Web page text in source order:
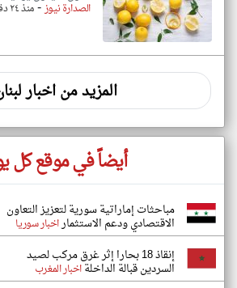
الصدارة نيوز-منذ ٢٤ دقيقة
المزيد من اخبار
أيضاً في موقع كل
مباحثات إماراتية سورية لتعزيز التعاون
الاقتصادي ودعم الاستثماراخبار سوريا
إنقاذ 18 بحارا إثر غرق مركب لصيد
السردين قبالة الداخلةاخبار المغرب